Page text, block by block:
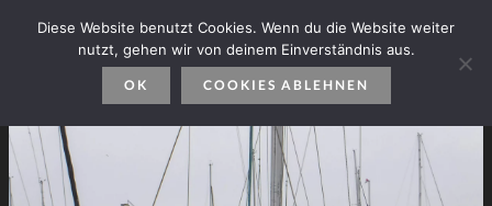
Diese Website benutzt Cookies. Wenn du die Website weiter
nutzt, gehen wir von deinem Einverständnis aus.
OK COOKIES ABLEHNEN